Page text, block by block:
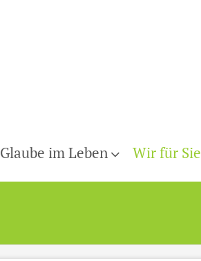
Glaube im Leben Wir für Sie